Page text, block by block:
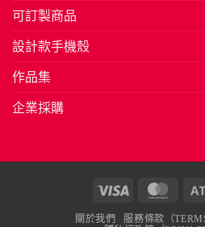
可訂製商品
設計款手機殼
作品集
企業採購
關於我們
服務條款（